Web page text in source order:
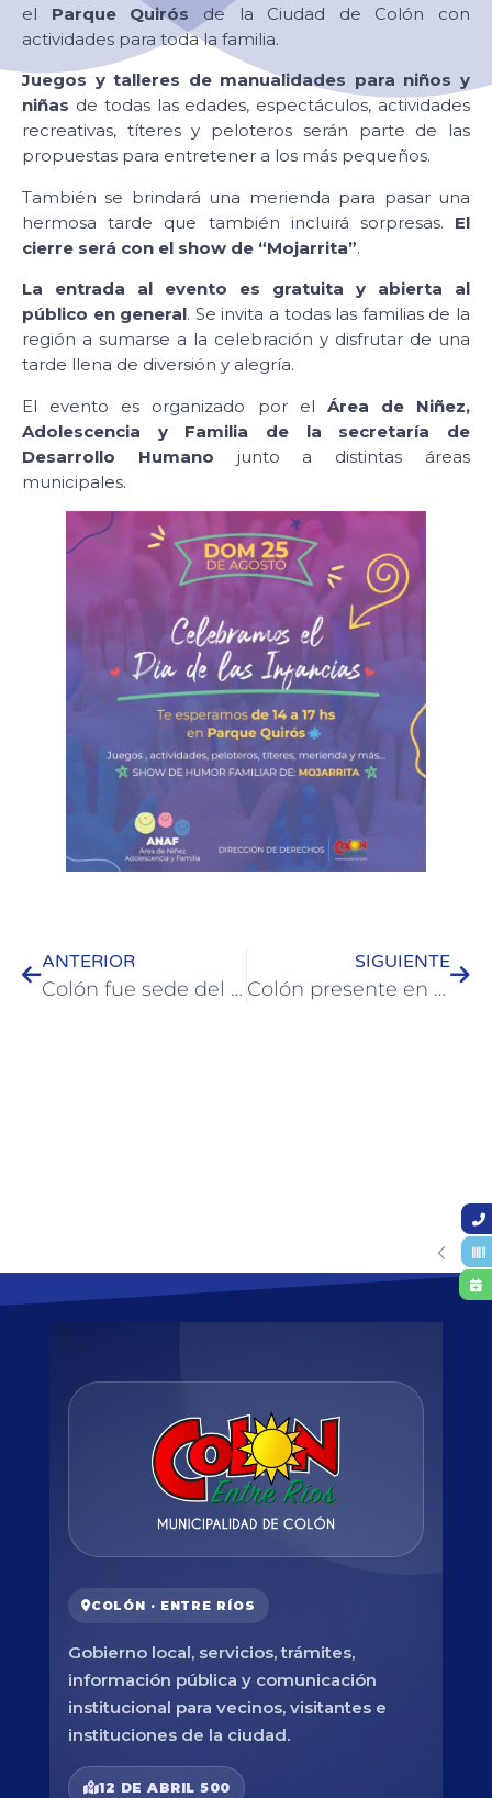
el Parque Quirós de la Ciudad de Colón con
actividades para toda la familia.
Juegos y talleres de manualidades para niños y
niñas de todas las edades, espectáculos, actividades
recreativas, títeres y peloteros serán parte de las
propuestas para entretener a los más pequeños.
También se brindará una merienda para pasar una
hermosa tarde que también incluirá sorpresas. El
cierre será con el show de “Mojarrita”.
La entrada al evento es gratuita y abierta al
público en general. Se invita a todas las familias de la
región a sumarse a la celebración y disfrutar de una
tarde llena de diversión y alegría.
El evento es organizado por el Área de Niñez,
Adolescencia y Familia de la secretaría de
Desarrollo Humano junto a distintas áreas
municipales.
ANTERIOR
Colón fue sede del primer seminario internacional de UTN para profesores de inglés
SIGUIENTE
Colón presente en el 4° Encuentro del COPROTUR en Gualeguaychú
COLÓN · ENTRE RÍOS
Gobierno local, servicios, trámites,
información pública y comunicación
institucional para vecinos, visitantes e
instituciones de la ciudad.
12 DE ABRIL 500